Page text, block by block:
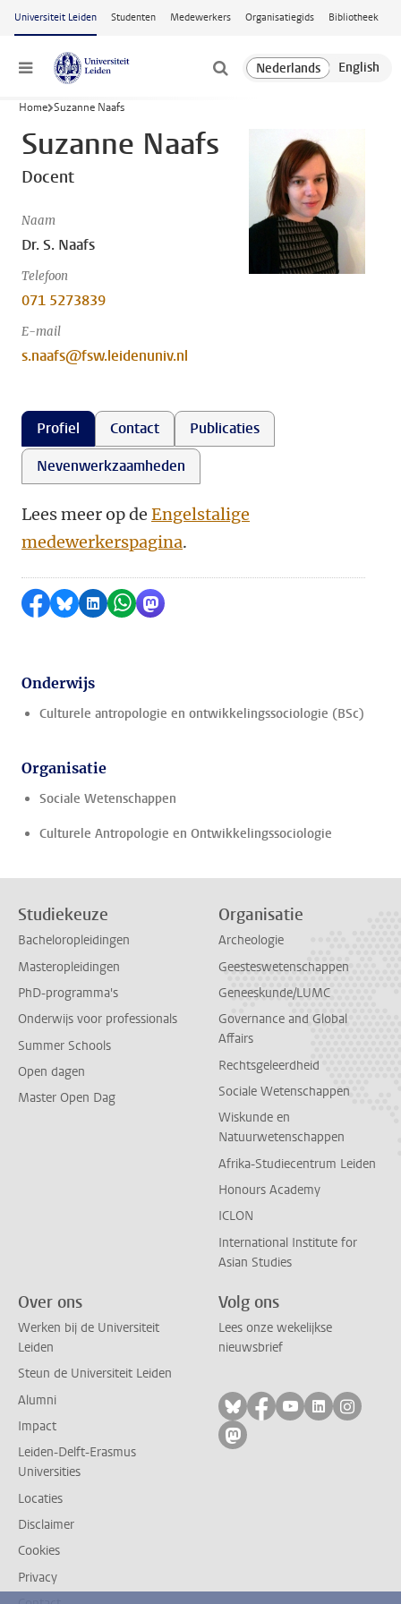
Ga naar hoofdinhoud
Universiteit Leiden Studenten Medewerkers Organisatiegids Bibliotheek
Menu
Home Suzanne Naafs
Suzanne Naafs
Docent
Naam
Dr. S. Naafs
Telefoon
071 5273839
E-mail
s.naafs@fsw.leidenuniv.nl
Profiel Contact
Publicaties
Nevenwerkzaamheden
Lees meer op de Engelstalige
medewerkerspagina.
Delen op Facebook
Delen via Bluesky
Delen op LinkedIn
Delen via WhatsApp
Delen via Mastodon
Onderwijs
Culturele antropologie en ontwikkelingssociologie (BSc)
Organisatie
Sociale Wetenschappen
Culturele Antropologie en Ontwikkelingssociologie
Studiekeuze
Bacheloropleidingen
Masteropleidingen
PhD-programma's
Onderwijs voor professionals
Summer Schools
Open dagen
Master Open Dag
Organisatie
Archeologie
Geesteswetenschappen
Geneeskunde/LUMC
Governance and Global
Affairs
Rechtsgeleerdheid
Sociale Wetenschappen
Wiskunde en
Natuurwetenschappen
Afrika-Studiecentrum Leiden
Honours Academy
ICLON
International Institute for
Asian Studies
Over ons
Werken bij de Universiteit
Leiden
Steun de Universiteit Leiden
Alumni
Impact
Leiden-Delft-Erasmus
Universities
Locaties
Disclaimer
Cookies
Privacy
Volg ons
Lees onze wekelijkse
nieuwsbrief
Volg ons op bluesky
Volg ons op
Volg ons op
Volg ons
Volg
Volg ons op mastodon